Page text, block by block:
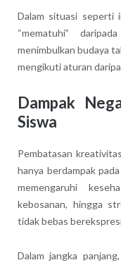
Dalam situasi seperti
“mematuhi”
menimbulkan budaya
mengikuti aturan
Dampak
Siswa
Pembatasan
hanya berdampak
memengaruhi
kebosanan, hingga
tidak bebas
Dalam jangka